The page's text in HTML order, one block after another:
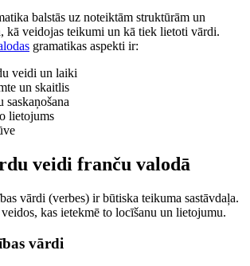
balstās uz noteiktām struktūrām un
kā veidojas teikumi un kā tiek lietoti vārdi.
gramatikas aspekti ir:
veidi un laiki
un skaitlis
saskaņošana
lietojums
veidi franču valodā
vārdi (verbes) ir būtiska teikuma sastāvdaļa.
kas ietekmē to locīšanu un lietojumu.
vārdi